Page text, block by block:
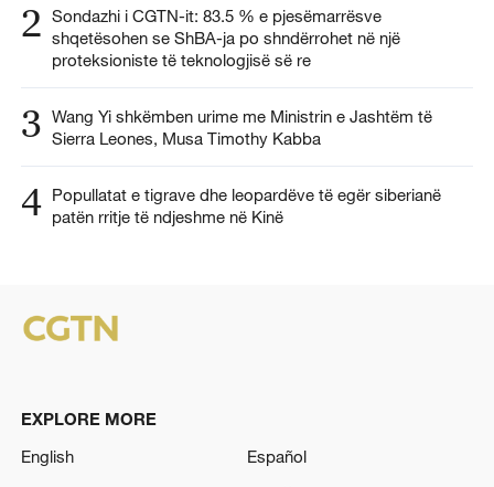
2 Sondazhi i CGTN-it: 83.5 % e pjesëmarrësve
shqetësohen se ShBA-ja po shndërrohet në një
proteksioniste të teknologjisë së re
3 Wang Yi shkëmben urime me Ministrin e Jashtëm të
Sierra Leones, Musa Timothy Kabba
4 Popullatat e tigrave dhe leopardëve të egër siberianë
patën rritje të ndjeshme në Kinë
EXPLORE MORE
English
Español